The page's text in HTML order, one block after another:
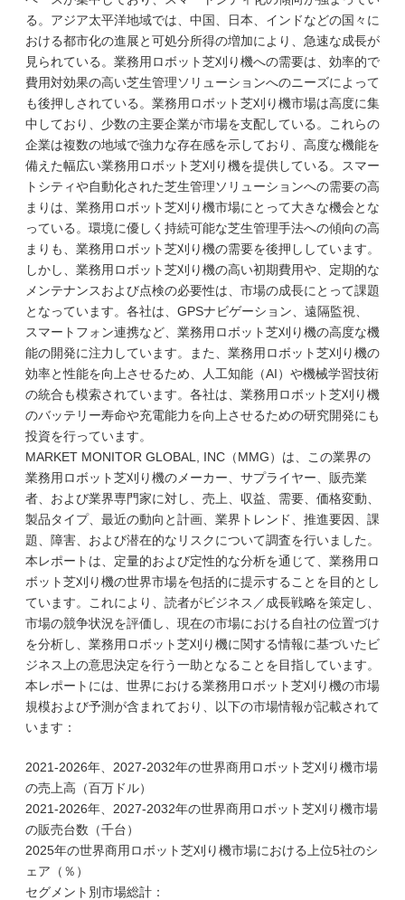
る。アジア太平洋地域では、中国、日本、インドなどの国々に
おける都市化の進展と可処分所得の増加により、急速な成長が
見られている。業務用ロボット芝刈り機への需要は、効率的で
費用対効果の高い芝生管理ソリューションへのニーズによって
も後押しされている。業務用ロボット芝刈り機市場は高度に集
中しており、少数の主要企業が市場を支配している。これらの
企業は複数の地域で強力な存在感を示しており、高度な機能を
備えた幅広い業務用ロボット芝刈り機を提供している。スマー
トシティや自動化された芝生管理ソリューションへの需要の高
まりは、業務用ロボット芝刈り機市場にとって大きな機会とな
っている。環境に優しく持続可能な芝生管理手法への傾向の高
まりも、業務用ロボット芝刈り機の需要を後押ししています。
しかし、業務用ロボット芝刈り機の高い初期費用や、定期的な
メンテナンスおよび点検の必要性は、市場の成長にとって課題
となっています。各社は、GPSナビゲーション、遠隔監視、
スマートフォン連携など、業務用ロボット芝刈り機の高度な機
能の開発に注力しています。また、業務用ロボット芝刈り機の
効率と性能を向上させるため、人工知能（AI）や機械学習技術
の統合も模索されています。各社は、業務用ロボット芝刈り機
のバッテリー寿命や充電能力を向上させるための研究開発にも
投資を行っています。
MARKET MONITOR GLOBAL, INC（MMG）は、この業界の
業務用ロボット芝刈り機のメーカー、サプライヤー、販売業
者、および業界専門家に対し、売上、収益、需要、価格変動、
製品タイプ、最近の動向と計画、業界トレンド、推進要因、課
題、障害、および潜在的なリスクについて調査を行いました。
本レポートは、定量的および定性的な分析を通じて、業務用ロ
ボット芝刈り機の世界市場を包括的に提示することを目的とし
ています。これにより、読者がビジネス／成長戦略を策定し、
市場の競争状況を評価し、現在の市場における自社の位置づけ
を分析し、業務用ロボット芝刈り機に関する情報に基づいたビ
ジネス上の意思決定を行う一助となることを目指しています。
本レポートには、世界における業務用ロボット芝刈り機の市場
規模および予測が含まれており、以下の市場情報が記載されて
います：
2021-2026年、2027-2032年の世界商用ロボット芝刈り機市場
の売上高（百万ドル）
2021-2026年、2027-2032年の世界商用ロボット芝刈り機市場
の販売台数（千台）
2025年の世界商用ロボット芝刈り機市場における上位5社のシ
ェア（％）
セグメント別市場総計：